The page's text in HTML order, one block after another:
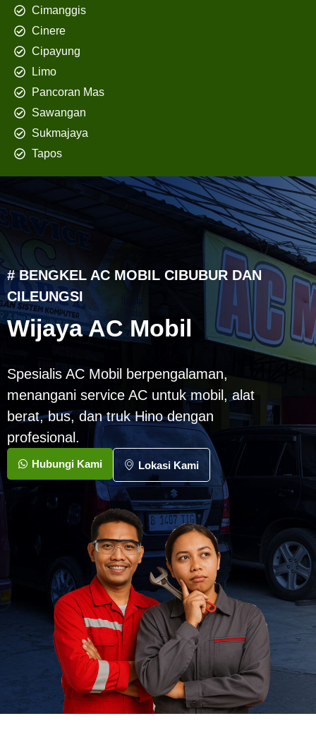
Cimanggis
Cinere
Cipayung
Limo
Pancoran Mas
Sawangan
Sukmajaya
Tapos
# BENGKEL AC MOBIL CIBUBUR DAN
CILEUNGSI
Wijaya AC Mobil
Spesialis AC Mobil berpengalaman,
menangani service AC untuk mobil, alat
berat, bus, dan truk Hino dengan
profesional.
Hubungi Kami Lokasi Kami